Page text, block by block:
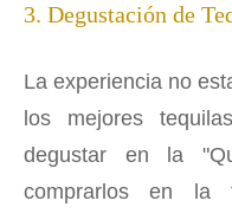
3. Degustación de
La experiencia no
los mejores
degustar en la
comprarlos en la